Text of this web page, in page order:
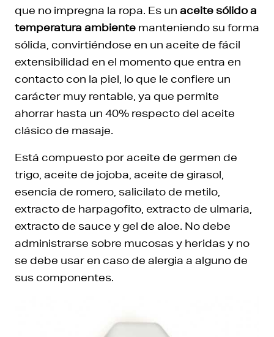
que no impregna la ropa. Es un aceite sólido a
temperatura ambiente manteniendo su forma
sólida, convirtiéndose en un aceite de fácil
extensibilidad en el momento que entra en
contacto con la piel, lo que le confiere un
carácter muy rentable, ya que permite
ahorrar hasta un 40% respecto del aceite
clásico de masaje.
Está compuesto por aceite de germen de
trigo, aceite de jojoba, aceite de girasol,
esencia de romero, salicilato de metilo,
extracto de harpagofito, extracto de ulmaria,
extracto de sauce y gel de aloe. No debe
administrarse sobre mucosas y heridas y no
se debe usar en caso de alergia a alguno de
sus componentes.